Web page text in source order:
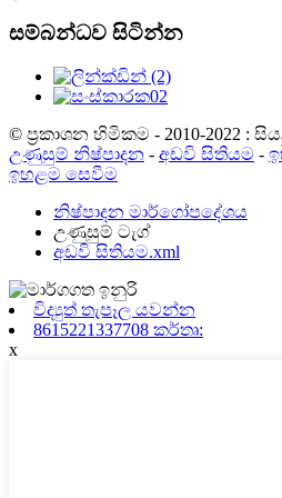
සම්බන්ධව සිටින්න
© ප්‍රකාශන හිමිකම - 2010-2022
උණුසුම් නිෂ්පාදන - අඩවි සිතියම -
ඉහළම සෙවීම
නිෂ්පාදන මාර්ගෝපදේශය
උණුසුම් ටැග්
අඩවි සිතියම.xml
විද්‍යුත් තැපෑල යවන්න
8615221337708 කර්තෘ:
x